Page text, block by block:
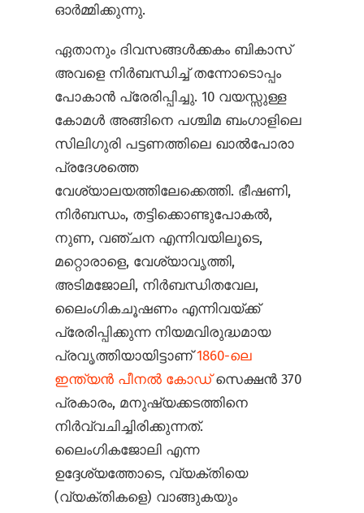
ഓർമ്മിക്കുന്നു.
ഏതാനും ദിവസങ്ങൾക്കകം ബികാസ്
അവളെ നിർബന്ധിച്ച് തന്നോടൊപ്പം
പോകാൻ പ്രേരിപ്പിച്ചു. 10 വയസ്സുള്ള
കോമൾ അങ്ങിനെ പശ്ചിമ ബംഗാളിലെ
സിലിഗുരി പട്ടണത്തിലെ ഖാൽ‌പോരാ
പ്രദേശത്തെ
വേശ്യാലയത്തിലേക്കെത്തി. ഭീഷണി,
നിർബന്ധം, തട്ടിക്കൊണ്ടുപോകൽ,
നുണ, വഞ്ചന എന്നിവയിലൂടെ,
മറ്റൊരാളെ, വേശ്യാവൃത്തി,
അടിമജോലി, നിർബന്ധിതവേല,
ലൈംഗികചൂഷണം എന്നിവയ്ക്ക്
പ്രേരിപ്പിക്കുന്ന നിയമവിരുദ്ധമായ
പ്രവൃത്തിയായിട്ടാണ്1860-ലെ
ഇന്ത്യൻ പീനൽ കോഡ്സെക്ഷൻ 370
പ്രകാരം, മനുഷ്യക്കടത്തിനെ
നിർവ്വചിച്ചിരിക്കുന്നത്.
ലൈംഗികജോലി എന്ന
ഉദ്ദേശ്യത്തോടെ, വ്യക്തിയെ
(വ്യക്തികളെ) വാങ്ങുകയും